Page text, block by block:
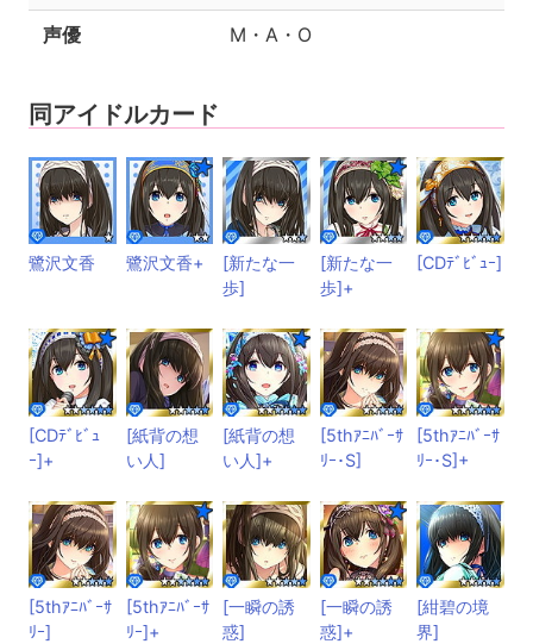
声優 M・A・O
同アイドルカード
鷺沢文香 鷺沢文香+
[新たな一
歩]
[新たな一
歩]+
[CDﾃﾞﾋﾞｭｰ]
[CDﾃﾞﾋﾞｭ
ｰ]+
[紙背の想
い人]
[紙背の想
い人]+
[5thｱﾆﾊﾞｰｻ
ﾘｰ･S]
[5thｱﾆﾊﾞｰｻ
ﾘｰ･S]+
[5thｱﾆﾊﾞｰｻ
ﾘｰ]
[5thｱﾆﾊﾞｰｻ
ﾘｰ]+
[一瞬の誘
惑]
[一瞬の誘
惑]+
[紺碧の境
界]